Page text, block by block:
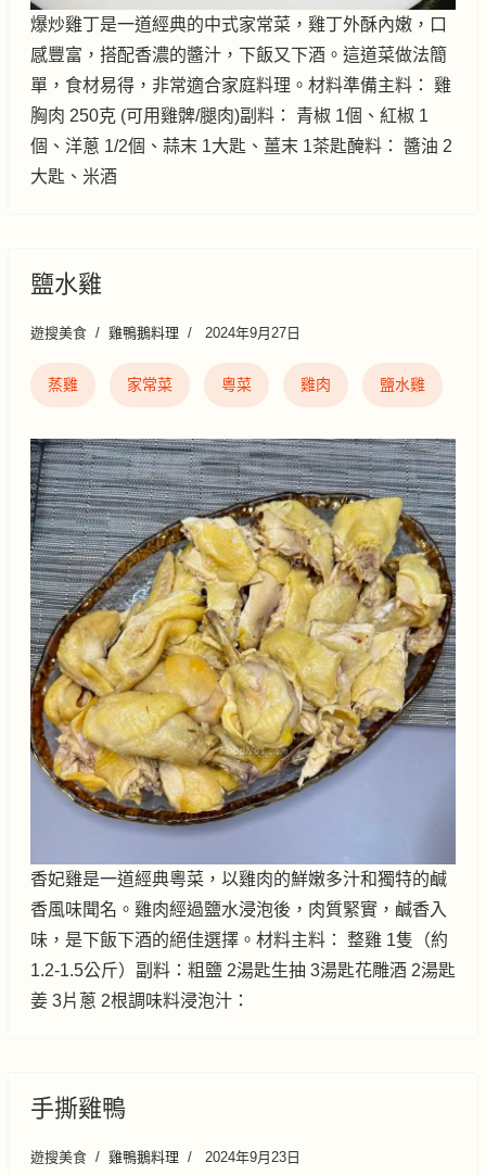
爆炒雞丁是一道經典的中式家常菜，雞丁外酥內嫩，口
感豐富，搭配香濃的醬汁，下飯又下酒。這道菜做法簡
單，食材易得，非常適合家庭料理。材料準備主料： 雞
胸肉 250克 (可用雞髀/腿肉)副料： 青椒 1個、紅椒 1
個、洋蔥 1/2個、蒜末 1大匙、薑末 1茶匙醃料： 醬油 2
大匙、米酒
鹽水雞
遊搜美食 雞鴨鵝料理 2024年9月27日
蒸雞 家常菜 粵菜 雞肉 鹽水雞
香妃雞是一道經典粵菜，以雞肉的鮮嫩多汁和獨特的鹹
香風味聞名。雞肉經過鹽水浸泡後，肉質緊實，鹹香入
味，是下飯下酒的絕佳選擇。材料主料： 整雞 1隻（約
1.2-1.5公斤）副料：粗鹽 2湯匙生抽 3湯匙花雕酒 2湯匙
姜 3片蔥 2根調味料浸泡汁：
手撕雞鴨
遊搜美食 雞鴨鵝料理 2024年9月23日